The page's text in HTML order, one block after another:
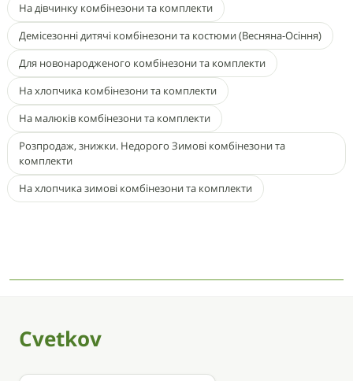
На дівчинку комбінезони та комплекти
Демісезонні дитячі комбінезони та костюми (Весняна-Осіння)
Для новонародженого комбінезони та комплекти
На хлопчика комбінезони та комплекти
На малюків комбінезони та комплекти
Розпродаж, знижки. Недорого Зимові комбінезони та
комплекти
На хлопчика зимові комбінезони та комплекти
Cvetkov